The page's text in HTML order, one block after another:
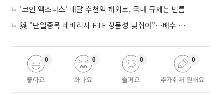
'코인 엑소더스' 매달 수천억 해외로, 국내 규제는 빈틈
與 "단일종목 레버리지 ETF 상품성 낮춰야"…배수 조정안도 거론
좋아요
0
화나요
0
슬퍼요
0
추가취재 원해요
0